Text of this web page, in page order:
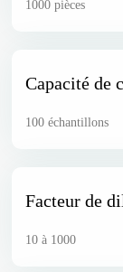
1000 pièces
Capacité de
100 échantillons
Facteur de
10 à 1000